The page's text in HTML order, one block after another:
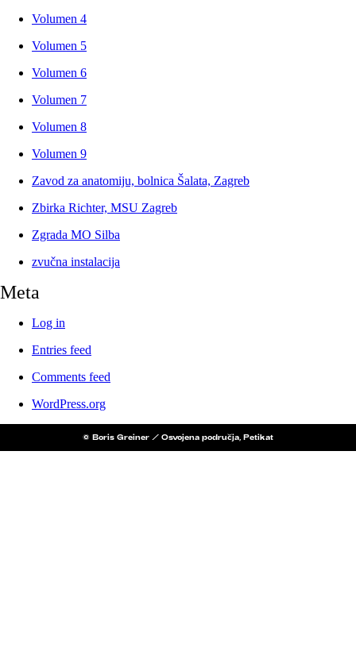
Volumen 4
Volumen 5
Volumen 6
Volumen 7
Volumen 8
Volumen 9
Zavod za anatomiju, bolnica Šalata, Zagreb
Zbirka Richter, MSU Zagreb
Zgrada MO Silba
zvučna instalacija
Meta
Log in
Entries feed
Comments feed
WordPress.org
© Boris Greiner / Osvojena područja, Petikat